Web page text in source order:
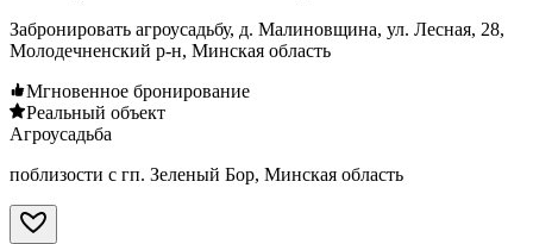
Забронировать агроусадьбу, д. Малиновщина, ул. Лесная, 28,
Молодечненский р-н, Минская область
Мгновенное бронирование
Реальный объект
Агроусадьба
поблизости с гп. Зеленый Бор, Минская область